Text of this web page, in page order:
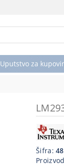
Uputstvo za
Šifra: